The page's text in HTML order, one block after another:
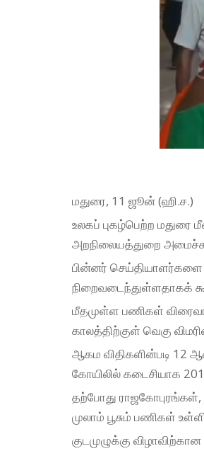
மதுரை, 11 ஜூன் (ஹி.ச.)
உலகப் புகழ்பெற்ற மதுரை
அறநிலையத்துறை
பின்னர் செய்தியாளர்களை
நிறைவடைந்துள்ளதாகக்
மீதமுள்ள பணிகள் விரைவாக
காலத்திற்குள் வெகு
ஆகம விதிகளின்படி 12
கோயிலில் கடைசியாக
தற்போது
முலாம் பூசும் பணிகள்
குடமுழுக்கு